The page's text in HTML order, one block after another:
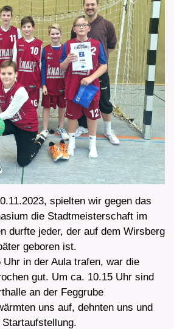
spielten wir gegen das
die Stadtmeisterschaft im
durfte jeder, der auf dem Wirsberg
geboren ist.
in der Aula trafen, war die
gut. Um ca. 10.15 Uhr sind
an der Feggrube
uns auf, dehnten uns und